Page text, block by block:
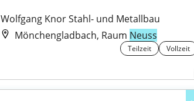
Wolfgang Knor Stahl- und Metallbau
Mönchengladbach, Raum Neuss
Teilzeit Vollzeit